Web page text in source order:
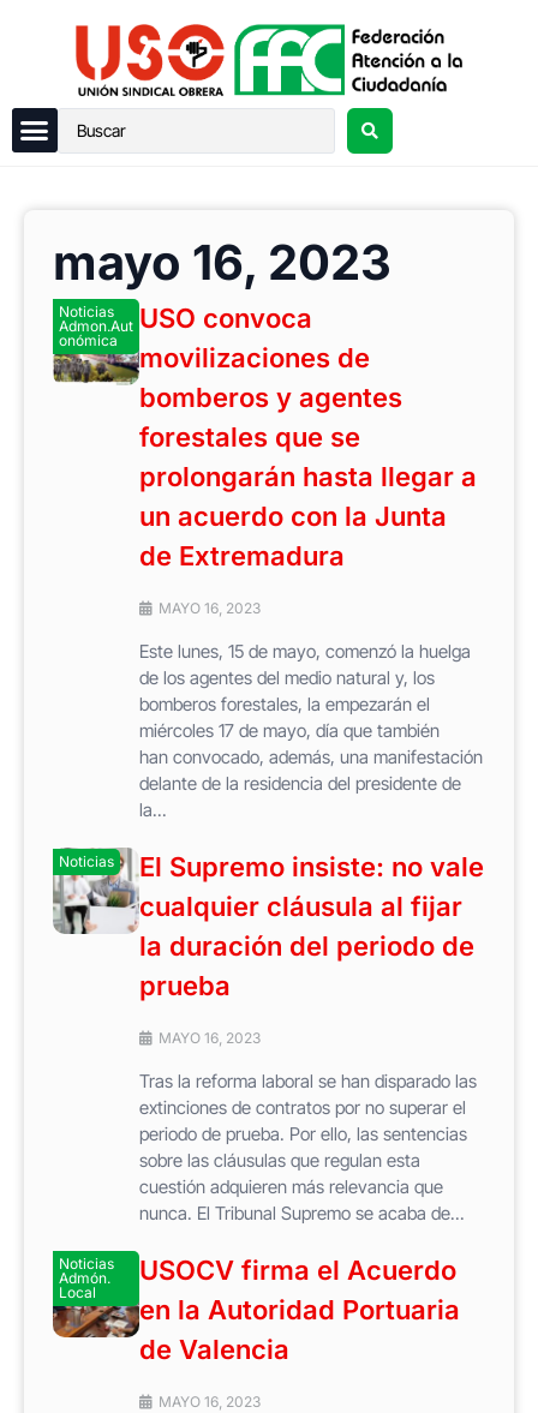
mayo 16, 2023
Noticias
Admon.Aut
onómica
USO convoca
movilizaciones de
bomberos y agentes
forestales que se
prolongarán hasta llegar a
un acuerdo con la Junta
de Extremadura
MAYO 16, 2023
Este lunes, 15 de mayo, comenzó la huelga
de los agentes del medio natural y, los
bomberos forestales, la empezarán el
miércoles 17 de mayo, día que también
han convocado, además, una manifestación
delante de la residencia del presidente de
la...
Noticias
El Supremo insiste: no vale
cualquier cláusula al fijar
la duración del periodo de
prueba
MAYO 16, 2023
Tras la reforma laboral se han disparado las
extinciones de contratos por no superar el
periodo de prueba. Por ello, las sentencias
sobre las cláusulas que regulan esta
cuestión adquieren más relevancia que
nunca. El Tribunal Supremo se acaba de...
Noticias
Admón.
Local
USOCV firma el Acuerdo
en la Autoridad Portuaria
de Valencia
MAYO 16, 2023